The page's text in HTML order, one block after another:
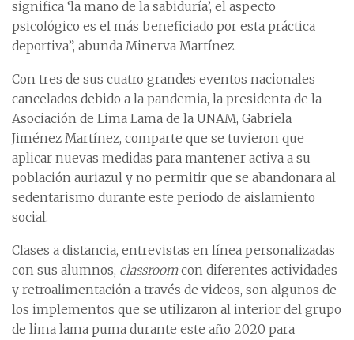
significa ‘la mano de la sabiduría’, el aspecto
psicológico es el más beneficiado por esta práctica
deportiva”, abunda Minerva Martínez.
Con tres de sus cuatro grandes eventos nacionales
cancelados debido a la pandemia, la presidenta de la
Asociación de Lima Lama de la UNAM, Gabriela
Jiménez Martínez, comparte que se tuvieron que
aplicar nuevas medidas para mantener activa a su
población auriazul y no permitir que se abandonara al
sedentarismo durante este periodo de aislamiento
social.
Clases a distancia, entrevistas en línea personalizadas
con sus alumnos, classroomcon diferentes actividades
y retroalimentación a través de videos, son algunos de
los implementos que se utilizaron al interior del grupo
de lima lama puma durante este año 2020 para